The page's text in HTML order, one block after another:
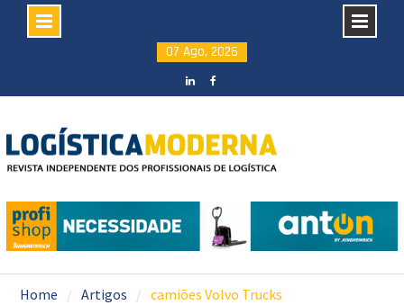
content
07 Ago, 2026
Home Artigos camiões Volvo Trucks